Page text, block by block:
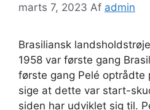
marts 7, 2023 Af admin
Brasiliansk
1958 var første gang
første gang Pelé optrådte
sige at dette var start-
siden har udviklet sig til.